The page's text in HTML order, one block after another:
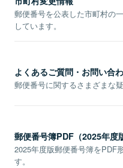
郵便番号を公表した市町村の
しています。
よくあるご質問・お問い合
郵便番号に関するさまざまな
郵便番号簿PDF（2025年度
2025年度版郵便番号簿をPDF
す。